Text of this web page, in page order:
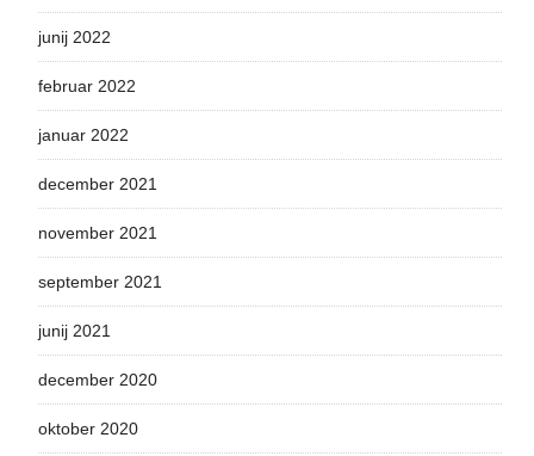
junij 2022
februar 2022
januar 2022
december 2021
november 2021
september 2021
junij 2021
december 2020
oktober 2020